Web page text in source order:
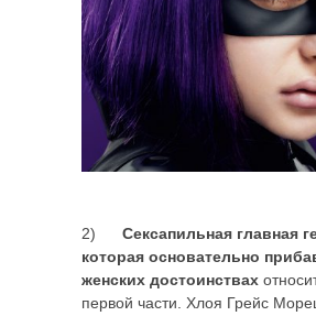
2) Сексапильная главная
которая основательно
женских достоинствах
первой части. Хлоя Грейс